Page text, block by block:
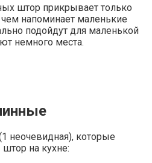
штор прикрывает только
напоминает маленькие
подойдут для маленькой
немного места.
неочевидная), которые
на кухне: